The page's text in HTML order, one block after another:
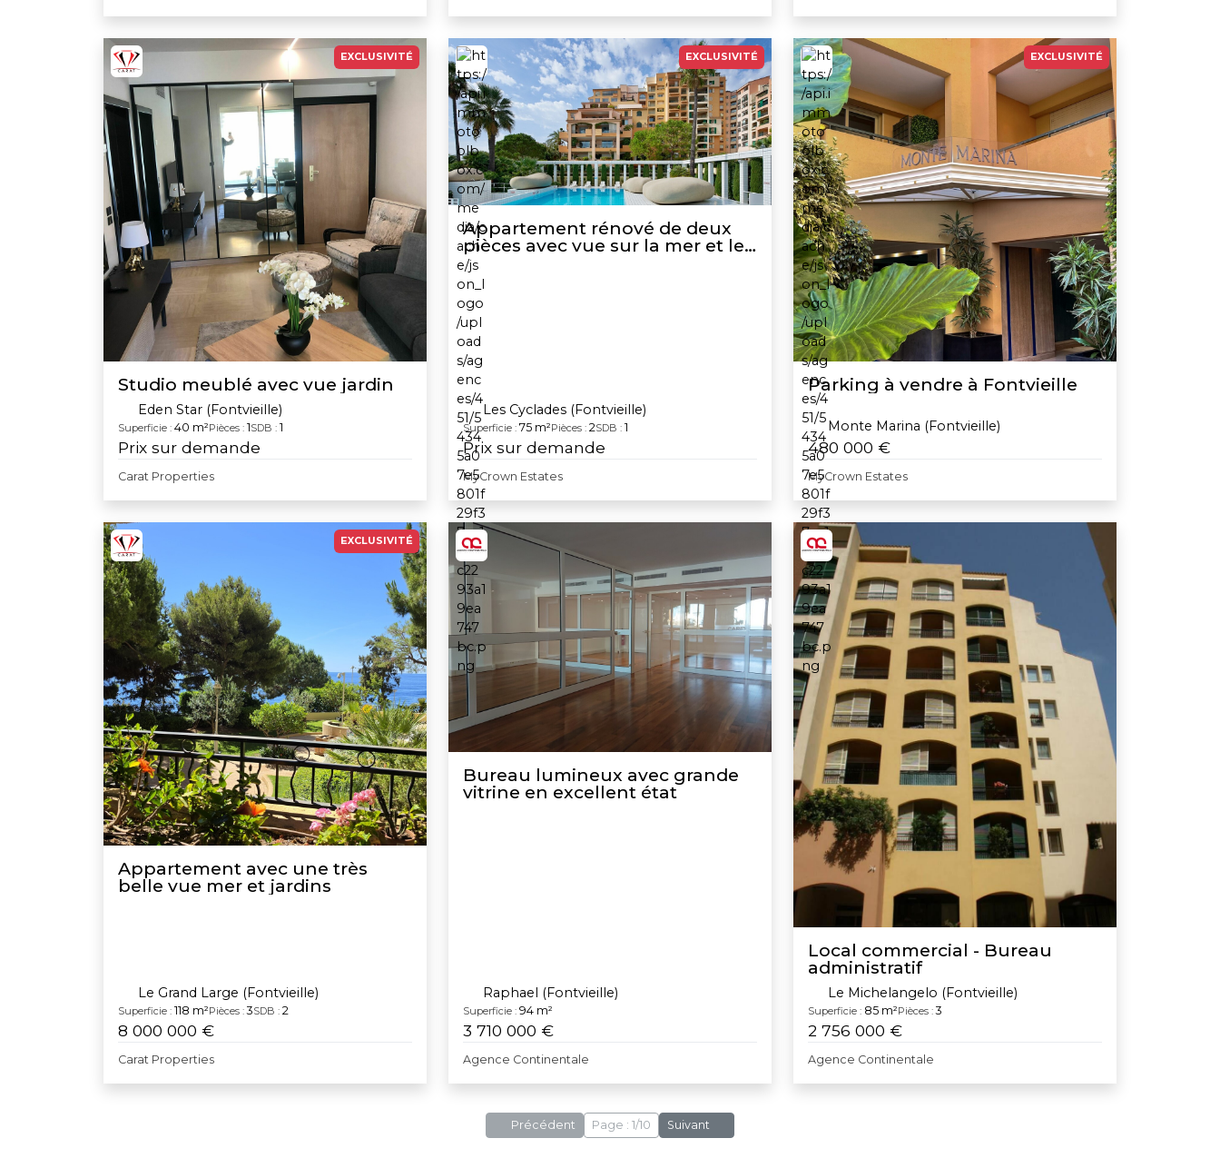
EXCLUSIVITÉ
Studio meublé avec vue jardin
Eden Star (Fontvieille)
Superficie : 40 m²Pièces : 1SDB : 1
Prix sur demande
Carat Properties
EXCLUSIVITÉ
Appartement rénové de deux
pièces avec vue sur la mer et le
jardin
Les Cyclades (Fontvieille)
Superficie : 75 m²Pièces : 2SDB : 1
Prix sur demande
MyCrown Estates
EXCLUSIVITÉ
Parking à vendre à Fontvieille
Monte Marina (Fontvieille)
480 000 €
MyCrown Estates
EXCLUSIVITÉ
Appartement avec une très
belle vue mer et jardins
Le Grand Large (Fontvieille)
Superficie : 118 m²Pièces : 3SDB : 2
8 000 000 €
Carat Properties
Bureau lumineux avec grande
vitrine en excellent état
Raphael (Fontvieille)
Superficie : 94 m²
3 710 000 €
Agence Continentale
Local commercial - Bureau
administratif
Le Michelangelo (Fontvieille)
Superficie : 85 m²Pièces : 3
2 756 000 €
Agence Continentale
Précédent Page : 1/10 Suivant